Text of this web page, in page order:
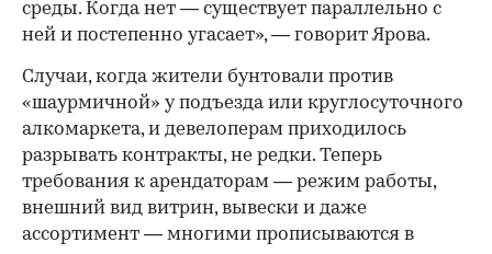
среды. Когда нет — существует параллельно с
ней и постепенно угасает», — говорит Ярова.
Случаи, когда жители бунтовали против
«шаурмичной» у подъезда или круглосуточного
алкомаркета, и девелоперам приходилось
разрывать контракты, не редки. Теперь
требования к арендаторам — режим работы,
внешний вид витрин, вывески и даже
ассортимент — многими прописываются в